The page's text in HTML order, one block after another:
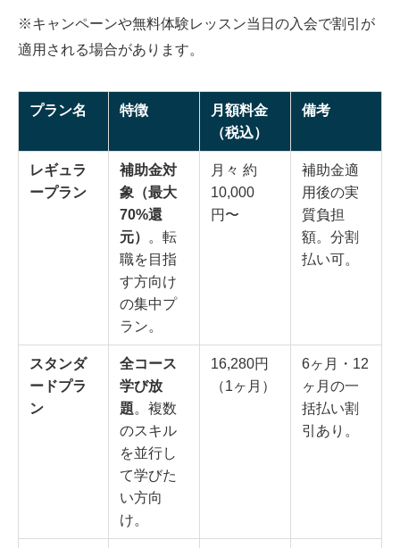
※キャンペーンや無料体験レッスン当日の入会で割引が
適用される場合があります。
プラン名 特徴
月額料金
（税込）
備考
レギュラ
ープラン
補助金対
象（最大
70%還
元）
。転
職を目指
す方向け
の集中プ
ラン。
月々 約
10,000
円〜
補助金適
用後の実
質負担
額。分割
払い可。
スタンダ
ードプラ
ン
全コース
学び放
題。複数
のスキル
を並行し
て学びた
い方向
け。
16,280円
（1ヶ月）
6ヶ月・12
ヶ月の一
括払い割
引あり。